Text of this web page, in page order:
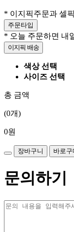
* 이지픽주문과 셀
주문타입
* 오늘 주문하면 내
이지픽 배송
색상 선택
사이즈 선택
총 금액
(0개)
0원
장바구니 바로구
문의하기